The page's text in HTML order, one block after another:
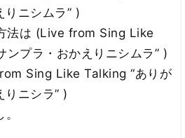
りニシムラ” )
法は (Live from Sing Like
ンプラ・おかえりニシムラ” )
Sing Like Talking “ありが
りニシラ” )